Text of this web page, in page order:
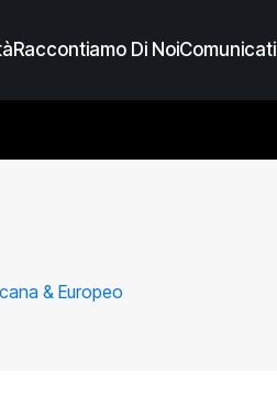
Raccontiamo Di NoiComunicati
& Europeo